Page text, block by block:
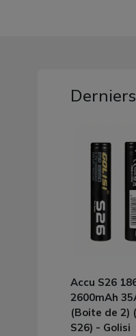
Accu S26
2600mAh
(Boite de 2)
S26) - Golisi